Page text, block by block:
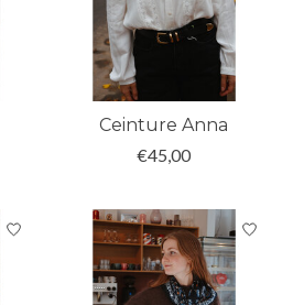
Ceinture Anna
€45,00